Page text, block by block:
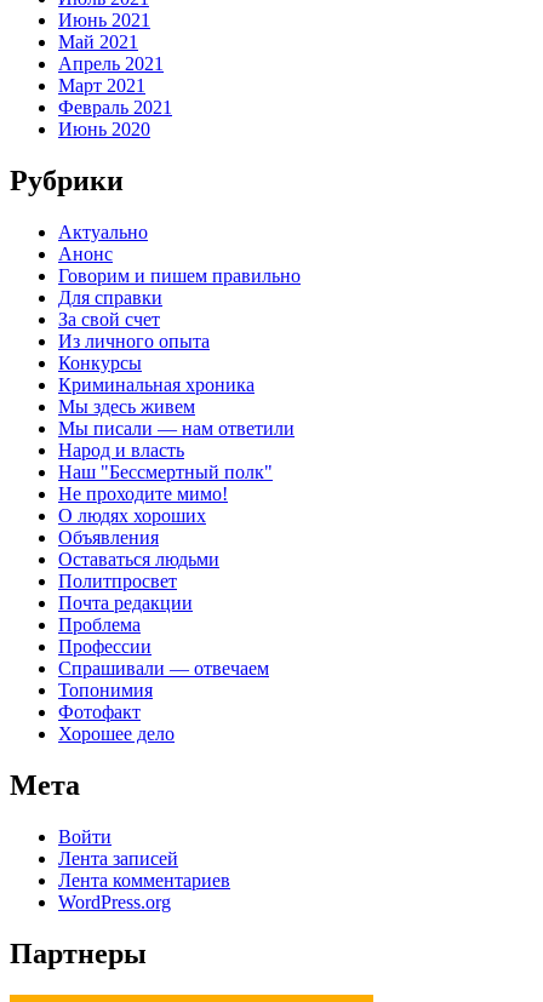
Июнь 2021
Май 2021
Апрель 2021
Март 2021
Февраль 2021
Июнь 2020
Рубрики
Актуально
Анонс
Говорим и пишем правильно
Для справки
За свой счет
Из личного опыта
Конкурсы
Криминальная хроника
Мы здесь живем
Мы писали — нам ответили
Народ и власть
Наш "Бессмертный полк"
Не проходите мимо!
О людях хороших
Объявления
Оставаться людьми
Политпросвет
Почта редакции
Проблема
Профессии
Спрашивали — отвечаем
Топонимия
Фотофакт
Хорошее дело
Мета
Войти
Лента записей
Лента комментариев
WordPress.org
Партнеры